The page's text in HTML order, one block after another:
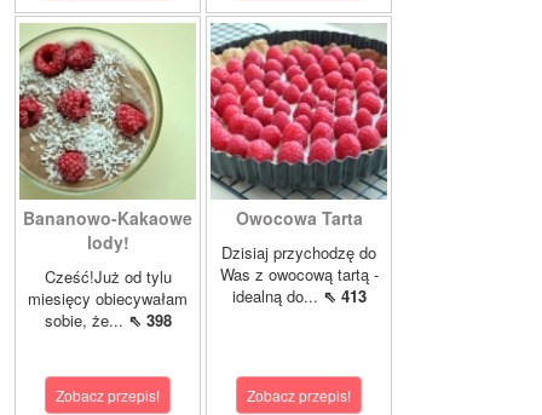
Bananowo-Kakaowe
lody!
Cześć!Już od tylu
miesięcy obiecywałam
sobie, że... ⇖ 398
Zobacz przepis!
Owocowa Tarta
Dzisiaj przychodzę do
Was z owocową tartą -
idealną do... ⇖ 413
Zobacz przepis!